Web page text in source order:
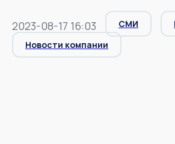
2023-08-17 16:03 СМИ
Новости компании